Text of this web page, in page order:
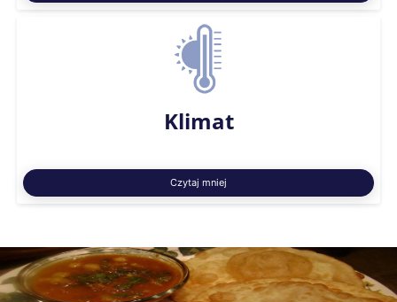
Klimat
Czytaj mniej